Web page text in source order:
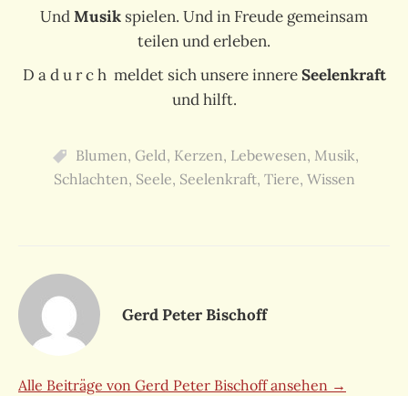
UndMusik spielen. Und in Freude gemeinsam
teilen und erleben.
D a d u r c h meldet sich unsere innereSeelenkraft
und hilft.
Blumen, Geld, Kerzen, Lebewesen, Musik,
Schlachten, Seele, Seelenkraft, Tiere, Wissen
Gerd Peter Bischoff
Alle Beiträge von Gerd Peter Bischoff ansehen →